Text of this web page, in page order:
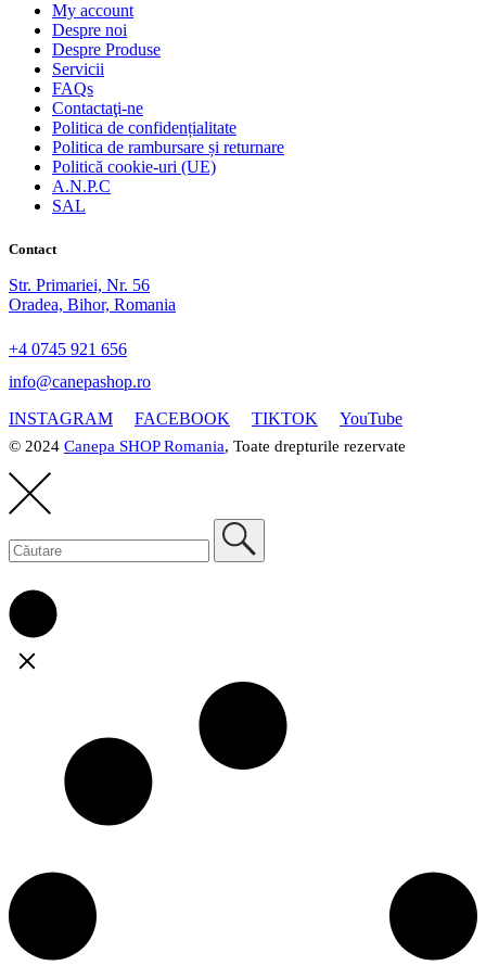
My account
Despre noi
Despre Produse
Servicii
FAQs
Contactaţi-ne
Politica de confidențialitate
Politica de rambursare și returnare
Politică cookie-uri (UE)
A.N.P.C
SAL
Contact
Str. Primariei, Nr. 56
Oradea, Bihor, Romania
+4 0745 921 656
info@canepashop.ro
INSTAGRAM
FACEBOOK TIKTOK YouTube
© 2024 Canepa SHOP Romania, Toate drepturile rezervate